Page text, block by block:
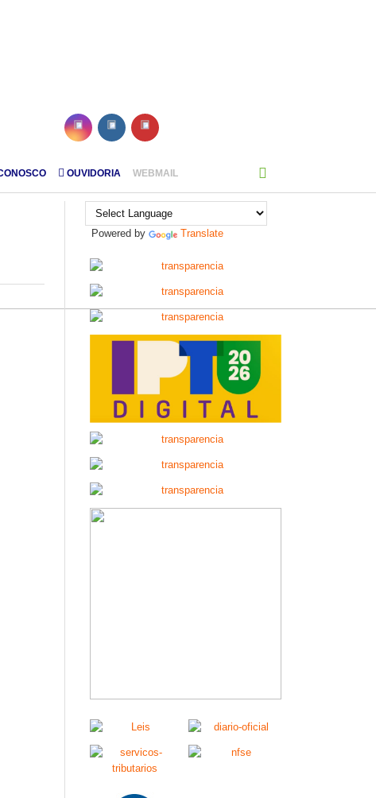
OUVIDORIA WEBMAIL
Powered by Translate